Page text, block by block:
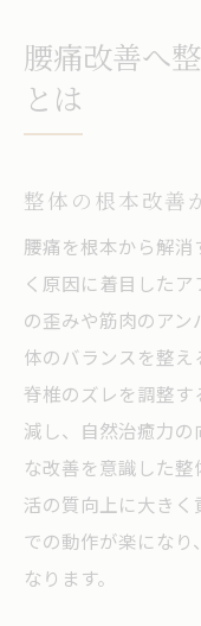
整体の効
腰痛対策
整体施術
金沢市の
整体利用
慢性的な腰痛
整体が慢
腰痛改善
腰痛改善へ
とは
整体の根本改善
腰痛を根本から解
く原因に着目した
の歪みや筋肉のア
体のバランスを整
脊椎のズレを調整
減し、自然治癒力
な改善を意識した
活の質向上に大きく
での動作が楽になり
なります。